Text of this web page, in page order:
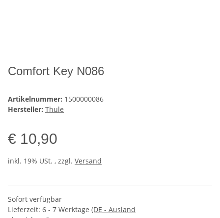
Comfort Key N086
Artikelnummer: 1500000086
Hersteller: Thule
€ 10,90
inkl. 19% USt. , zzgl. Versand
Sofort verfügbar
Lieferzeit: 6 - 7 Werktage (DE - Ausland